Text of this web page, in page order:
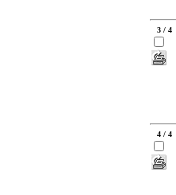
3 / 4
4 / 4